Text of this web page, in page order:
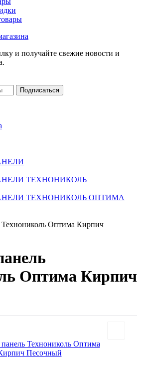
и получайте свежие новости и
ТЕХНОНИКОЛЬ
ТЕХНОНИКОЛЬ ОПТИМА
Технониколь Оптима Кирпич
Оптима Кирпич